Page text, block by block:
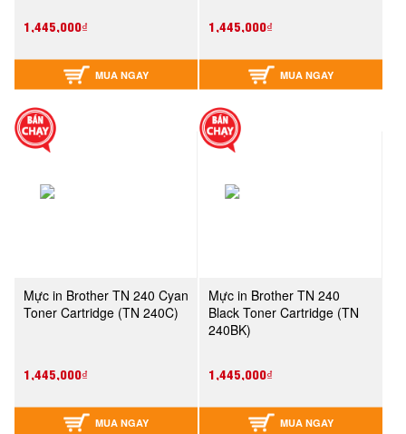
1,445,000₫
MUA NGAY
1,445,000₫
MUA NGAY
Mực in Brother TN 240 Cyan
Toner Cartridge (TN 240C)
1,445,000₫
MUA NGAY
Mực in Brother TN 240
Black Toner Cartridge (TN
240BK)
1,445,000₫
MUA NGAY